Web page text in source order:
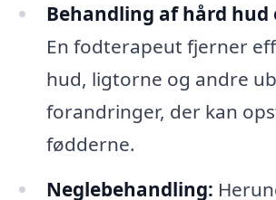
Behandling af hård hud
En fodterapeut fjerner
hud, ligtorne og andre
forandringer, der kan
fødderne.
Neglebehandling: